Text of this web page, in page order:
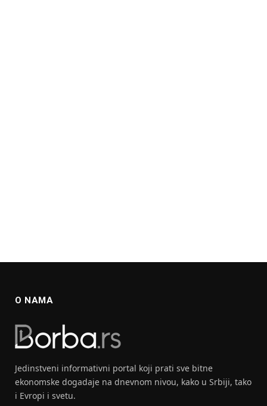
O NAMA
Jedinstveni informativni portal koji prati sve bitne
ekonomske dogadaje na dnevnom nivou, kako u Srbiji, tako
i Evropi i svetu.